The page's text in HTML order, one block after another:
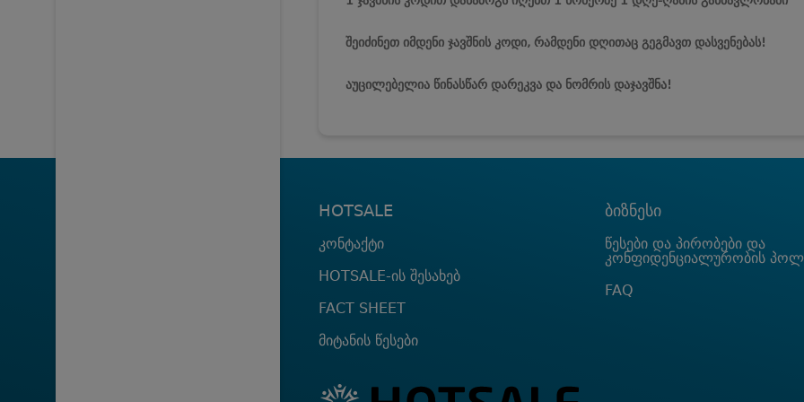
შეიძინეთ იმდენი ჯავშნის კოდი, რამდენი დღითაც გეგმავთ დასვენებას!
აუცილებელია წინასწარ დარეკვა და ნომრის დაჯავშნა!
HOTSALE
კონტაქტი
HOTSALE-ის შესახებ
FACT SHEET
მიტანის წესები
ბიზნესი
წესები და პირობები და
კონფიდენციალურობის
FAQ